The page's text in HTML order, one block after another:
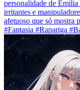
personalidade de
irritantes e
afetuoso que só mostra
#Fantasia #Rapariga